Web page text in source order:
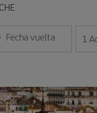
día/mes/año
Fecha vuelta
la fecha en 1